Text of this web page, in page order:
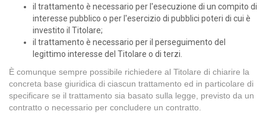
il trattamento è necessario per l'esecuzione di un compito di
interesse pubblico o per l'esercizio di pubblici poteri di cui è
investito il Titolare;
il trattamento è necessario per il perseguimento del
legittimo interesse del Titolare o di terzi.
È comunque sempre possibile richiedere al Titolare di chiarire la
concreta base giuridica di ciascun trattamento ed in particolare di
specificare se il trattamento sia basato sulla legge, previsto da un
contratto o necessario per concludere un contratto.